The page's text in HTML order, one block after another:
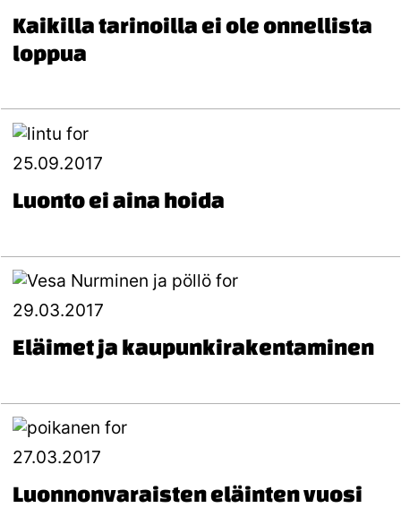
Kaikilla tarinoilla ei ole onnellista
loppua
25.09.2017
Luonto ei aina hoida
29.03.2017
Eläimet ja kaupunkirakentaminen
27.03.2017
Luonnonvaraisten eläinten vuosi